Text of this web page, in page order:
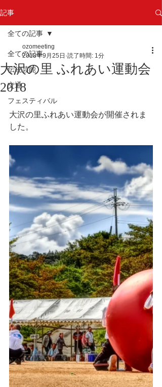
記事
全ての記事
伝統芸能
交通
フェスティバル
全ての記事
大沢の里 ふれあい運動会
2018
ozomeeting
2018年9月25日 読了時間: 1分
大沢の里ふれあい運動会が開催されま
した。